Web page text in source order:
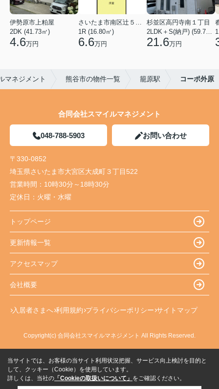
伊勢原市上粕屋
2DK (41.73㎡)
4.6万円
さいたま市南区辻５丁目
1R (16.80㎡)
6.6万円
杉並区高円寺南１丁目
2LDK＋S(納戸) (59.70㎡)
21.6万円
マネジメント 熊谷市の物件一覧 籠原駅 コーポ外原
合同会社スマイルマネジメント
048-788-5903 お問い合わせ
〒330-0852
埼玉県さいたま市大宮区大成町３丁目522
営業時間： 10時30分～18時30分
定休日： 火曜・水曜
トップページ
更新情報一覧
アクセスマップ
会社概要
入居者さまへ 利用規約 プライバシーポリシー サイトマップ
Copyright(c) 合同会社スマイルマネジメント All Rights Reserved.
当サイトでは、お客様の当サイト利用状況把握、サービス向上検討を目的と
して、クッキー（Cookie）を使用しています。
詳しくは、当社の 「Cookieの取扱いについて」 をご確認ください。